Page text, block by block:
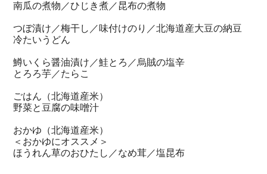
南瓜の煮物／ひじき煮／昆布の煮物
つぼ漬け／梅干し／味付けのり／北海道産大豆の納豆
冷たいうどん
鱒いくら醤油漬け／鮭とろ／烏賊の塩辛
とろろ芋／たらこ
ごはん（北海道産米）
野菜と豆腐の味噌汁
おかゆ（北海道産米）
＜おかゆにオススメ＞
ほうれん草のおひたし／なめ茸／塩昆布